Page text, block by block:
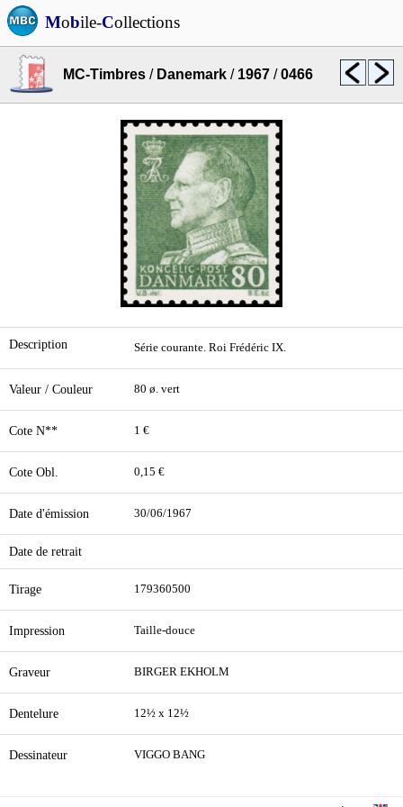
Mobile-Collections
MC-Timbres / Danemark / 1967 /0466
Description Série courante. Roi Frédéric IX.
Valeur / Couleur 80 ø. vert
Cote N** 1 €
Cote Obl. 0,15 €
Date d'émission 30/06/1967
Date de retrait
Tirage 179360500
Impression Taille-douce
Graveur BIRGER EKHOLM
Dentelure 12½ x 12½
Dessinateur VIGGO BANG